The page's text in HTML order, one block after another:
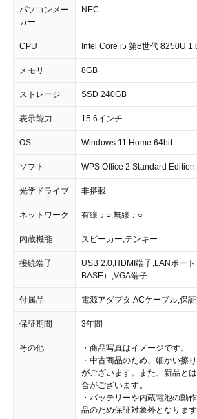
パソコンメー
カー
NEC
CPU Intel Core i5 第8世代 8250U
メモリ 8GB
ストレージ SSD 240GB
表示能力 15.6インチ
OS Windows 11 Home 64bit
ソフト WPS Office 2 Standard
光学ドライブ 非搭載
ネットワーク 有線：○,無線：○
内蔵機能 スピーカー,テンキー
接続端子
USB 2.0,HDMI端子,LANポー
BASE）,VGA端子
付属品 電源アダプタ,ACケーブル,保
保証期間 3年間
その他
・商品写真はイメージです。
・中古商品のため、細かい擦
がございます。また、新品と
合がございます。
・バッテリーや内蔵電池の動
品のため保証対象外となります